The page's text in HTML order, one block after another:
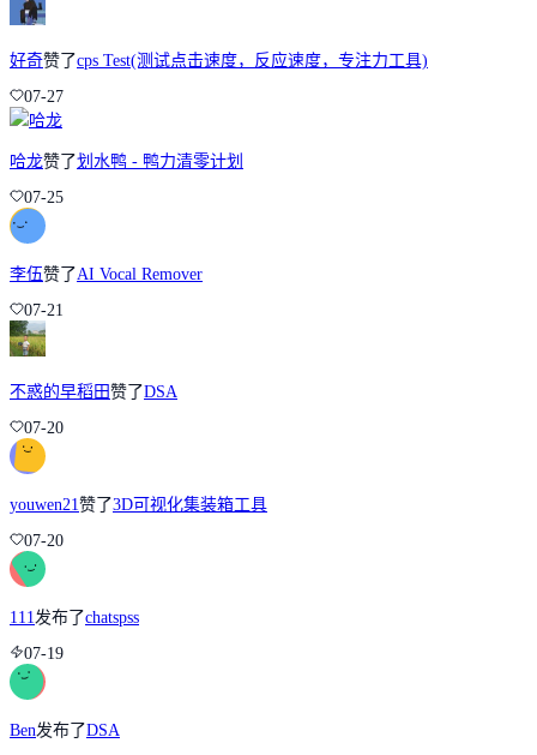
好奇赞了cps Test(测试点击速度，反应速度，专注力工具)
07-27
哈龙赞了划水鸭 - 鸭力清零计划
07-25
李伍赞了AI Vocal Remover
07-21
不惑的早稻田赞了DSA
07-20
youwen21赞了3D可视化集装箱工具
07-20
111 发布了chatspss
07-19
Ben发布了DSA